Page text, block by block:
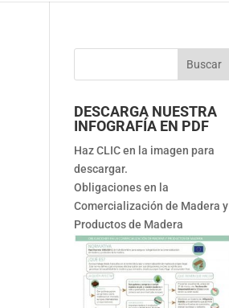
DESCARGA NUESTRA
INFOGRAFÍA EN PDF
Haz CLIC en la imagen para
descargar.
Obligaciones en la
Comercialización de Madera y
Productos de Madera